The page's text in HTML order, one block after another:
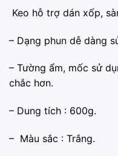
Keo hỗ trợ dán xốp,
– Dạng phun dễ dàng
– Tường ẩm, mốc sử
chắc hơn.
– Dung tích : 600g.
– Màu sắc : Trắng.